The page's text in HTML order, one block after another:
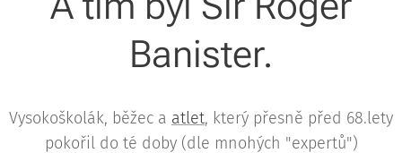
Banister.
Vysokoškolák, běžec a atlet, který přesně před 68.lety
pokořil do té doby (dle mnohých "expertů")